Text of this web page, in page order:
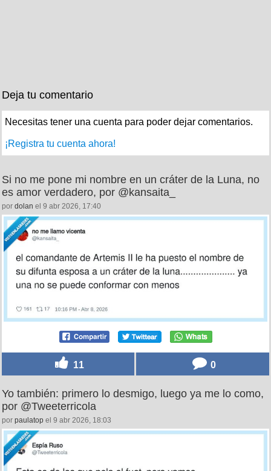
Deja tu comentario
Necesitas tener una cuenta para poder dejar comentarios.
¡Registra tu cuenta ahora!
Si no me pone mi nombre en un cráter de la Luna, no
es amor verdadero, por @kansaita_
por dolan el 9 abr 2026, 17:40
11 0
Yo también: primero lo desmigo, luego ya me lo como,
por @Tweeterricola
por paulatop el 9 abr 2026, 18:03